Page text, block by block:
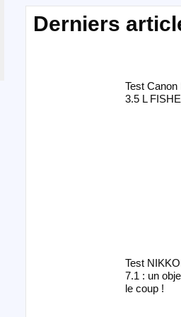
Derniers
Test
3.5 L
Test
7.1 : un
le coup !